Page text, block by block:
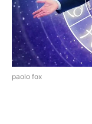
paolo fox